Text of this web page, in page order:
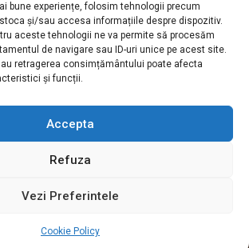
bune experiențe, folosim tehnologii precum
și/sau accesa informațiile despre dispozitiv.
aceste tehnologii ne va permite să procesăm
de navigare sau ID-uri unice pe acest site.
retragerea consimțământului poate afecta
și funcții.
Accepta
Refuza
Vezi Preferintele
Cookie Policy
Kosarom. Toate drepturile rezervate.